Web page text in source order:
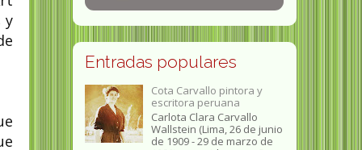
y
Entradas populares
Cota Carvallo pintora y
escritora peruana
Carlota Clara Carvallo
Wallstein (Lima, 26 de junio
de 1909 - 29 de marzo de